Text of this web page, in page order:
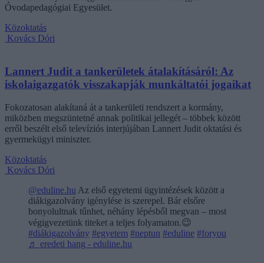
Óvodapedagógiai Egyesület.
Közoktatás
Kovács Dóri
Lannert Judit a tankerületek átalakításáról: Az
iskolaigazgatók visszakapják munkáltatói jogaikat
Fokozatosan alakítaná át a tankerületi rendszert a kormány,
miközben megszüntetné annak politikai jellegét – többek között
erről beszélt első televíziós interjújában Lannert Judit oktatási és
gyermekügyi miniszter.
Közoktatás
Kovács Dóri
@eduline.hu Az első egyetemi ügyintézések között a
diákigazolvány igénylése is szerepel. Bár elsőre
bonyolultnak tűnhet, néhány lépésből megvan – most
végigvezetünk titeket a teljes folyamaton.😉
#diákigazolvány #egyetem #neptun #eduline #foryou
♬ eredeti hang - eduline.hu